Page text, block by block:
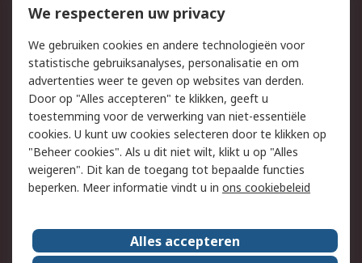
Bestellen
Inkoopoplossingen
Track & Trace
Wettelijk
Cookiebeleid
Email veiligheid
Privacybeleid
Websitevoorwaarden
Algemene
verkoopvoorwaarden
Over RS
We respecteren uw privacy
We gebruiken cookies en andere technologieën voor
statistische gebruiksanalyses, personalisatie en om
advertenties weer te geven op websites van derden.
Door op "Alles accepteren" te klikken, geeft u
toestemming voor de verwerking van niet-essentiële
cookies. U kunt uw cookies selecteren door te klikken op
"Beheer cookies". Als u dit niet wilt, klikt u op "Alles
weigeren". Dit kan de toegang tot bepaalde functies
beperken. Meer informatie vindt u in ons cookiebeleid
Alles accepteren